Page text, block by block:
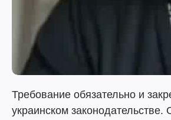
Требование обязательно и
украинском законодательстве.